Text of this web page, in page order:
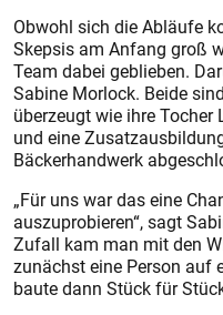
Obwohl sich die Abläufe
Skepsis am Anfang groß
Team dabei geblieben.
Sabine Morlock. Beide
überzeugt wie ihre
und eine
Bäckerhandwerk
„Für uns war das eine
auszuprobieren“, sagt
Zufall kam man mit den
zunächst eine Person auf
baute dann Stück für